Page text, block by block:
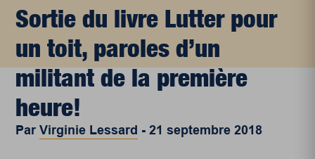
Sortie du livre Lutter pour
un toit, paroles d’un
militant de la première
heure!
ParVirginie Lessard -21 septembre 2018